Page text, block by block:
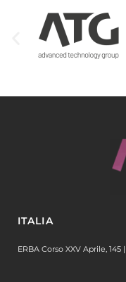
ITALIA
ERBA Corso XXV Aprile,